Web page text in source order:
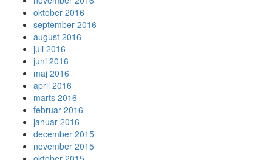
oktober 2016
september 2016
august 2016
juli 2016
juni 2016
maj 2016
april 2016
marts 2016
februar 2016
januar 2016
december 2015
november 2015